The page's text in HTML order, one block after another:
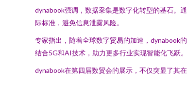
dynabook强调，数据采集是数字化转型的基石。
际标准，避免信息泄露风险。
专家指出，随着全球数字贸易的加速，dynabook
结合5G和AI技术，助力更多行业实现智能化飞跃。
dynabook在第四届数贸会的展示，不仅突显了其